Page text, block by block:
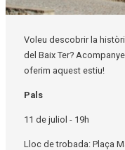
Voleu descobrir la
del Baix Ter?
oferim aquest estiu!
Pals
11 de juliol - 19h
Lloc de trobada: Plaça